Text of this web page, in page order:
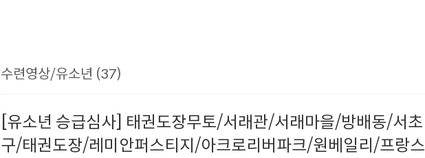
수련영상/유소년 (37)
[유소년 승급심사] 태권도장무토/서래관/서래마을/방배동/서초
구/태권도장/레미안퍼스티지/아크로리버파크/원베일리/프랑스